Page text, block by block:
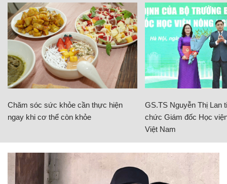
Chăm sóc sức khỏe cần thực hiện
ngay khi cơ thể còn khỏe
GS.TS Nguyễn Thị Lan
chức Giám đốc Học
Việt Nam